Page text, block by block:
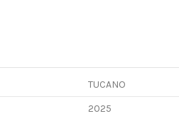
TUCANO
2025